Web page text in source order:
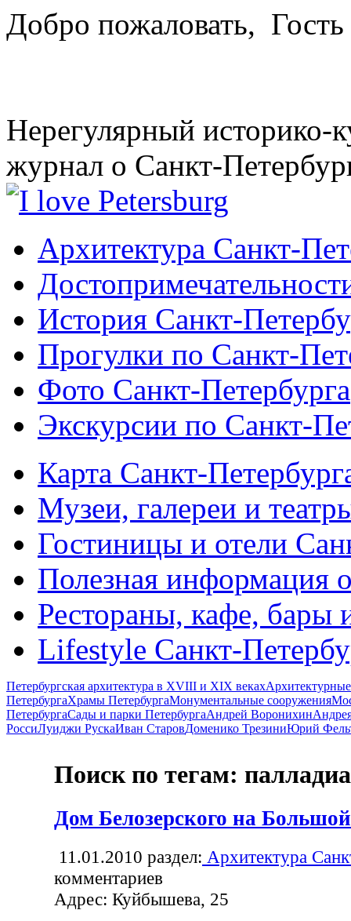
Добро пожаловать, Гость
Нерегулярный историко-
журнал о Санкт-
Архитектура Санкт-
История Санкт-
Прогулки по Санкт-
Фото Санкт-Петербурга
Экскурсии по Санкт-
Карта Санкт-
Музеи, галереи и
Гостиницы и отели
Полезная информация
Рестораны, кафе, бары
Lifestyle Санкт-
Петербургская архитектура в XVIII и XIX веках
ПетербургаХрамы ПетербургаМонументальные сооружения
ПетербургаСады и парки ПетербургаАндрей Воронихин
РоссиЛуиджи РускаИван СтаровДоменико ТрезиниЮрий
Поиск по тегам:
Дом Белозерского на
11.01.2010 раздел: Архитектура
комментариев
Адрес: Куйбышева, 25